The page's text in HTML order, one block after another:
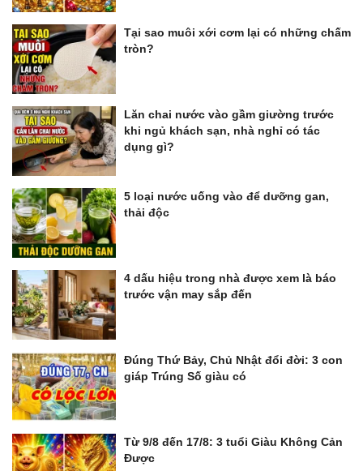
Tại sao muôi xới cơm lại có những chấm
tròn?
Lăn chai nước vào gầm giường trước
khi ngủ khách sạn, nhà nghỉ có tác
dụng gì?
5 loại nước uống vào để dưỡng gan,
thải độc
4 dấu hiệu trong nhà được xem là báo
trước vận may sắp đến
Đúng Thứ Bảy, Chủ Nhật đổi đời: 3 con
giáp Trúng Số giàu có
Từ 9/8 đến 17/8: 3 tuổi Giàu Không Cản
Được